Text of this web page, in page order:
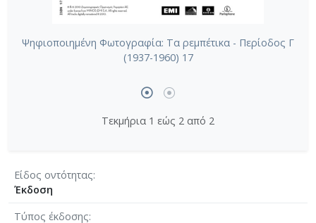
Ψηφιοποιημένη Φωτογραφία: Τα ρεμπέτικα - Περίοδος Γ
(1937-1960) 17
Τεκμήρια 1 εώς 2 από 2
Είδος οντότητας
Έκδοση
Τύπος έκδοσης